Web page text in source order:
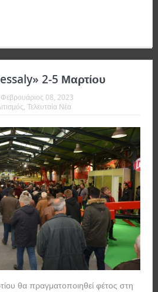
2-5 Μαρτίου
Φεβρουάριος 08, 2023
, Τελευταία Νέα
θα πραγματοποιηθεί φέτος στη